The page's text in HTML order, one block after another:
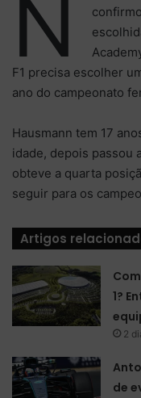
N
F1 precisa escolher
ano do campeonato
Hausmann tem 17
idade, depois passou
obteve a quarta
seguir para os
Artigos
1?
2
de